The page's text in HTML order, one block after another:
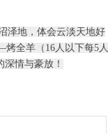
泽地，体会云淡天地好
全羊（16人以下每5人
情与豪放！